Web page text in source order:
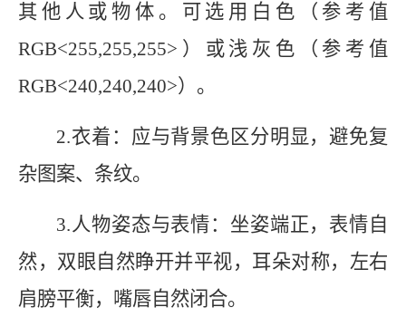
其他人或物体。可选用白色（参考值
RGB<255,255,255> ）或浅灰色（参考值
RGB<240,240,240>）。
2.衣着：应与背景色区分明显，避免复
杂图案、条纹。
3.人物姿态与表情：坐姿端正，表情自
然，双眼自然睁开并平视，耳朵对称，左右
肩膀平衡，嘴唇自然闭合。